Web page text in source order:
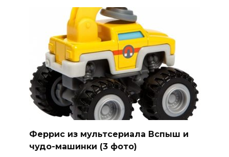
Феррис из мультсериала Вспыш и
чудо-машинки (3 фото)